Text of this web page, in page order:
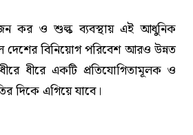
কর ও শুল্ক ব্যবস্থায় এই আধুনিক
দেশের বিনিয়োগ পরিবেশ আরও উন্নত
ধীরে একটি প্রতিযোগিতামূলক ও
দিকে এগিয়ে যাবে।